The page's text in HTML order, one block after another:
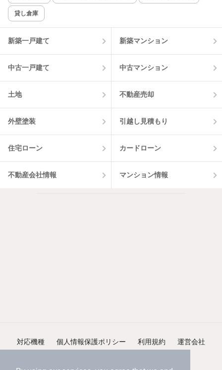
該当件数:
物件一覧に反映
貸し倉庫
新築一戸建て 新築マンション
中古一戸建て 中古マンション
土地 不動産売却
外壁塗装 引越し見積もり
住宅ローン カードローン
不動産会社情報 マンション情報
対応機種 個人情報保護ポリシー 利用規約 運営会社